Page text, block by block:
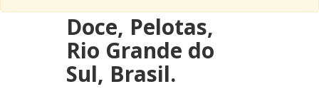
Doce, Pelotas,
Rio Grande do
Sul, Brasil.